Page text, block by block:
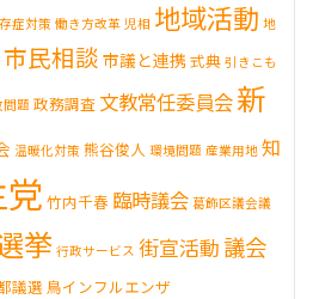
症対策 働き方改革 児相 地域活動 地
市民相談 市議と連携 式典 引きこも
問題 政務調査 文教常任委員会 新
温暖化対策 熊谷俊人 環境問題 産業用地 知
竹内千春 臨時議会 葛飾区議会議
挙 行政サービス 街宣活動 議会
議選 鳥インフルエンザ